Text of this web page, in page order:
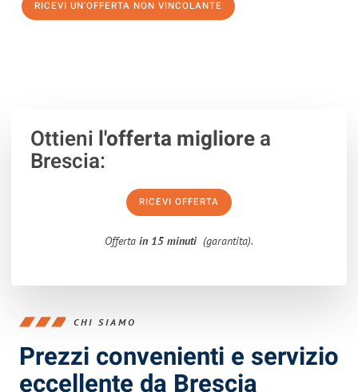
RICEVI UN'OFFERTA NON VINCOLANTE
Ottieni l'offerta migliorea
Brescia:
RICEVI OFFERTA
Offerta in 15 minuti (garantita).
CHI SIAMO
Prezzi convenienti e servizio
eccellente da Brescia